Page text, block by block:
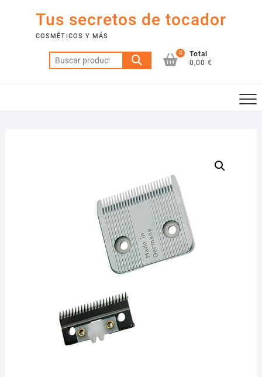
contenido
Tus secretos de tocador
COSMÉTICOS Y MÁS
Buscar
por:
0
Total
0,00 €